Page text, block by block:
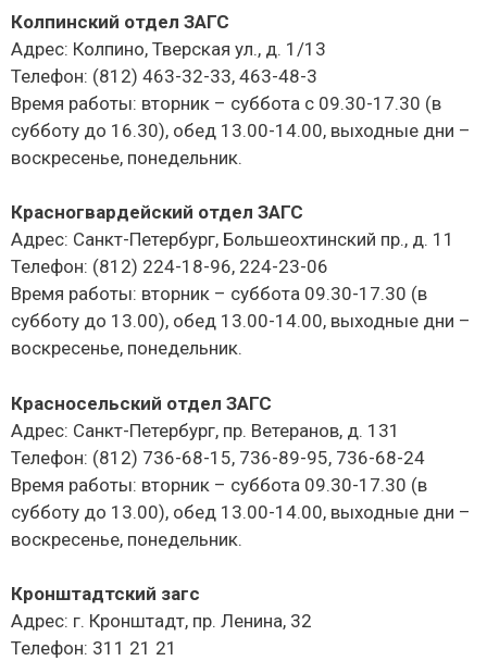
Колпинский отдел ЗАГС
Адрес: Колпино, Тверская ул., д. 1/13
Телефон: (812) 463-32-33, 463-48-3
Время работы: вторник – суббота с 09.30-17.30 (в
субботу до 16.30), обед 13.00-14.00, выходные дни –
воскресенье, понедельник.
Красногвардейский отдел ЗАГС
Адрес: Санкт-Петербург, Большеохтинский пр., д. 11
Телефон: (812) 224-18-96, 224-23-06
Время работы: вторник – суббота 09.30-17.30 (в
субботу до 13.00), обед 13.00-14.00, выходные дни –
воскресенье, понедельник.
Красносельский отдел ЗАГС
Адрес: Санкт-Петербург, пр. Ветеранов, д. 131
Телефон: (812) 736-68-15, 736-89-95, 736-68-24
Время работы: вторник – суббота 09.30-17.30 (в
субботу до 13.00), обед 13.00-14.00, выходные дни –
воскресенье, понедельник.
Кронштадтский загс
Адрес: г. Кронштадт, пр. Ленина, 32
Телефон: 311 21 21